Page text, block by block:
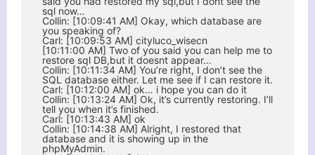
sql now…
Collin: [10:09:41 AM] Okay, which database are
you speaking of?
Carl: [10:09:53 AM] cityluco_wisecn
[10:11:00 AM] Two of you said you can help me to
restore sql DB,but it doesnt appear…
Collin: [10:11:34 AM] You’re right, I don’t see the
SQL database either. Let me see if I can restore it.
Carl: [10:12:00 AM] ok… i hope you can do it
Collin: [10:13:24 AM] Ok, it’s currently restoring. I’ll
tell you when it’s finished.
Carl: [10:13:43 AM] ok
Collin: [10:14:38 AM] Alright, I restored that
database and it is showing up in the
phpMyAdmin.